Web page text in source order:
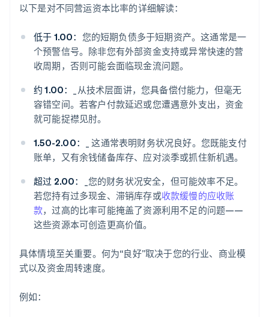
以下是对不同营运资本比率的详细解读：
低于 1.00： 您的短期负债多于短期资产。这通常是一
个预警信号。除非您有外部资金支持或异常快速的营
收周期，否则可能会面临现金流问题。
约 1.00：
_从技术层面讲，您具备偿付能力，但毫无
容错空间。若客户付款延迟或您遭遇意外支出，资金
就可能捉襟见肘。
1.50-2.00：
_ 这通常表明财务状况良好。您既能支付
账单，又有余钱储备库存、应对淡季或抓住新机遇。
超过 2.00：
_您的财务状况安全，但可能效率不足。
若您持有过多现金、滞销库存或收款缓慢的应收账
款，过高的比率可能掩盖了资源利用不足的问题——
这些资源本可创造更高价值。
具体情境至关重要。何为“良好”取决于您的行业、商业模
式以及资金周转速度。
例如：